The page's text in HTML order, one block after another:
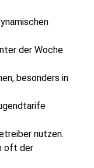
der Woche
besonders in
nutzen.
oft der